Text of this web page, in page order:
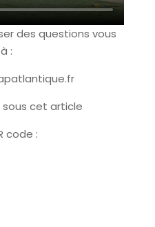
des questions vous
:
cet article
code :